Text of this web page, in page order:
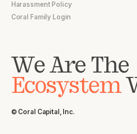
Harassment Policy
Coral Family Login
We Are The
Ecosystem
© Coral Capital, Inc.